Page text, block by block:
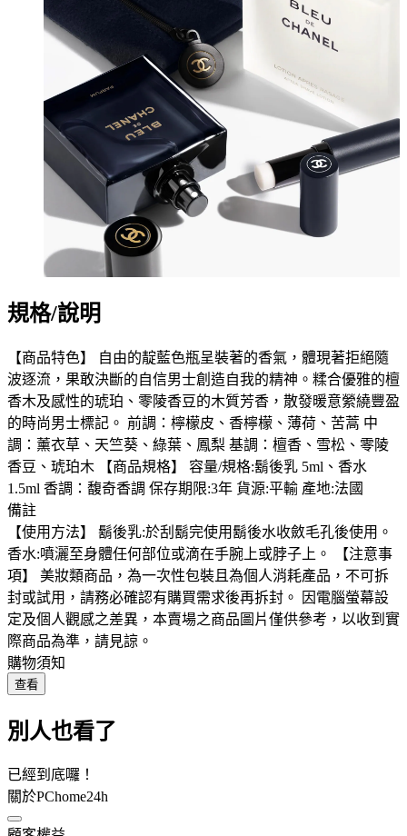
規格/說明
【商品特色】 自由的靛藍色瓶呈裝著的香氣，體現著拒絕隨
波逐流，果敢決斷的自信男士創造自我的精神。糅合優雅的檀
香木及感性的琥珀、零陵香豆的木質芳香，散發暖意縈繞豐盈
的時尚男士標記。 前調：檸檬皮、香檸檬、薄荷、苦蒿 中
調：薰衣草、天竺葵、綠葉、鳳梨 基調：檀香、雪松、零陵
香豆、琥珀木 【商品規格】 容量/規格:鬍後乳 5ml、香水
1.5ml 香調：馥奇香調 保存期限:3年 貨源:平輸 產地:法國
備註
【使用方法】 鬍後乳:於刮鬍完使用鬍後水收斂毛孔後使用。
香水:噴灑至身體任何部位或滴在手腕上或脖子上。 【注意事
項】 美妝類商品，為一次性包裝且為個人消耗產品，不可拆
封或試用，請務必確認有購買需求後再拆封。 因電腦螢幕設
定及個人觀感之差異，本賣場之商品圖片僅供參考，以收到實
際商品為準，請見諒。
購物須知
查看
別人也看了
已經到底囉！
關於PChome24h